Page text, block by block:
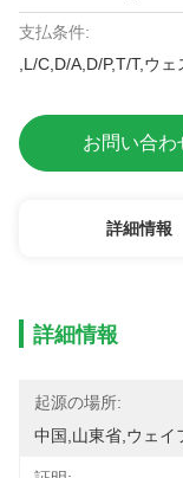
支払条件:
,L/C,D/A,D/P,T/T,ウ
お問い合わ
詳細情報
詳細情報
起源の場所:
中国,山東省,ウェイ